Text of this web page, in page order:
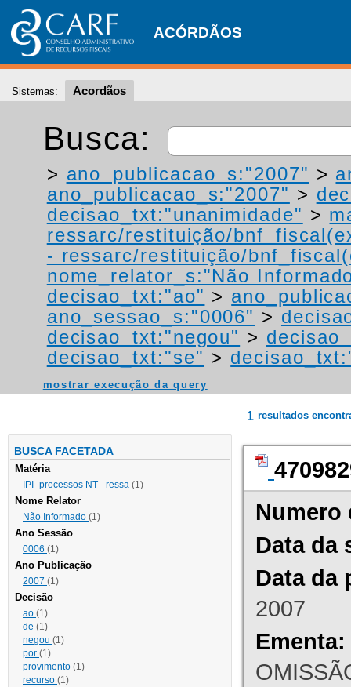
ACÓRDÃOS
Sistemas: Acordãos
Busca:
> ano_publicacao_s:"2007" >
ano_publicacao_s:"2007" >
decisao_txt:"unanimidade" >
ressarc/restituição/
- ressarc/restituição/
nome_relator_s:"Não
decisao_txt:"ao" >
ano_sessao_s:"0006" >
decisao_txt:"negou" >
decisao_txt:"se" >
mostrar execução da query
BUSCA FACETADA
Matéria
IPI- processos NT - ressa (1)
Nome Relator
Não Informado (1)
Ano Sessão
0006 (1)
Ano Publicação
2007 (1)
Decisão
ao (1)
de (1)
negou (1)
por (1)
provimento (1)
recurso (1)
1 resultados
Numero
Data da
Data da
2007
Ementa: